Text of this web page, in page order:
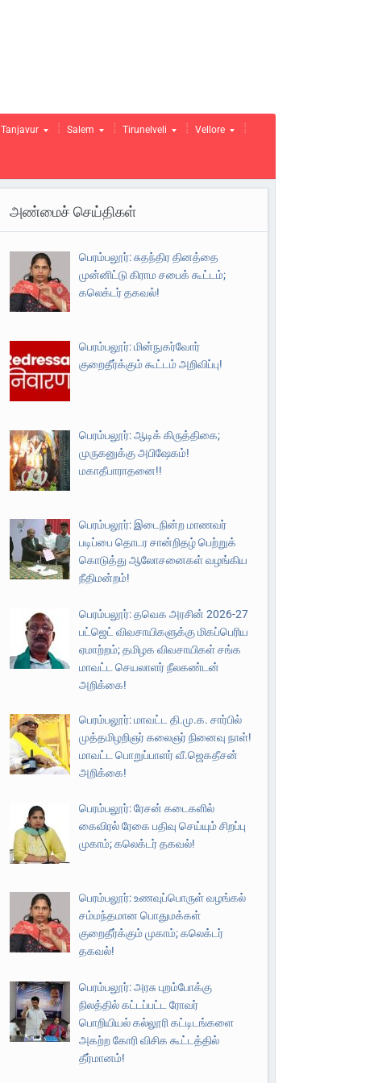
Tanjavur Salem Tirunelveli Vellore
அண்மைச் செய்திகள்
பெரம்பலூர்: சுதந்திர தினத்தை
முன்னிட்டு கிராம சபைக் கூட்டம்;
கலெக்டர் தகவல்!
பெரம்பலூர்: மின்நுகர்வோர்
குறைதீர்க்கும் கூட்டம் அறிவிப்பு!
பெரம்பலூர்: ஆடிக் கிருத்திகை;
முருகனுக்கு அபிஷேகம்!
மகாதீபாராதனை!!
பெரம்பலூர்: இடைநின்ற மாணவர்
படிப்பை தொடர சான்றிதழ் பெற்றுக்
கொடுத்து ஆலோசனைகள் வழங்கிய
நீதிமன்றம்!
பெரம்பலூர்: தவெக அரசின் 2026-27
பட்ஜெட் விவசாயிகளுக்கு மிகப்பெரிய
ஏமாற்றம்; தமிழக விவசாயிகள் சங்க
மாவட்ட செயலாளர் நீலகண்டன்
அறிக்கை!
பெரம்பலூர்: மாவட்ட தி.மு.க. சார்பில்
முத்தமிழறிஞர் கலைஞர் நினைவு நாள்!
மாவட்ட பொறுப்பாளர் வீ.ஜெகதீசன்
அறிக்கை!
பெரம்பலூர்: ரேசன் கடைகளில்
கைவிரல் ரேகை பதிவு செய்யும் சிறப்பு
முகாம்; கலெக்டர் தகவல்!
பெரம்பலூர்: உணவுப்பொருள் வழங்கல்
சம்மந்தமான பொதுமக்கள்
குறைதீர்க்கும் முகாம்; கலெக்டர்
தகவல்!
பெரம்பலூர்: அரசு புறம்போக்கு
நிலத்தில் கட்டப்பட்ட ரோவர்
பொறியியல் கல்லூரி கட்டிடங்களை
அகற்ற கோரி விசிக கூட்டத்தில்
தீர்மானம்!